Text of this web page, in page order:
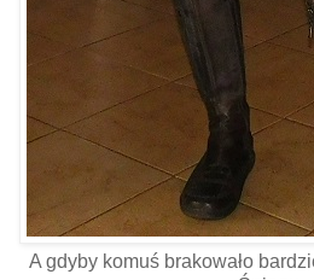
A gdyby komuś brakowało